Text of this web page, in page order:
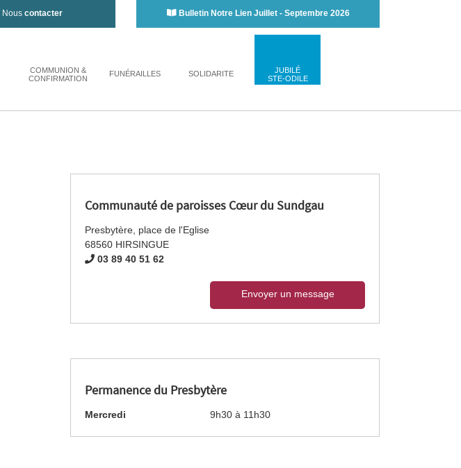
Nous contacter Bulletin Notre Lien Juillet - Septembre 2026
COMMUNION &
CONFIRMATION
FUNÉRAILLES SOLIDARITE
JUBILÉ
STE-ODILE
Communauté de paroisses Cœur du Sundgau
Presbytère, place de l'Eglise
68560 HIRSINGUE
03 89 40 51 62
Envoyer un message
Permanence du Presbytère
Mercredi 9h30 à 11h30